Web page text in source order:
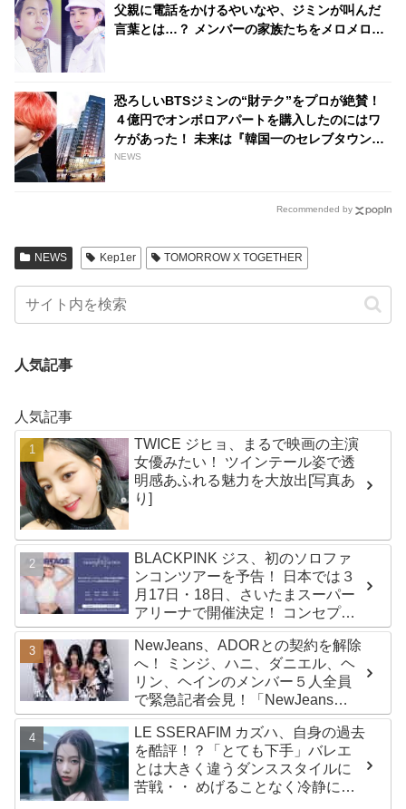
父親に電話をかけるやいなや、ジミンが叫んだ
言葉とは…？ メンバーの家族たちをメロメロに
恐ろしいBTSジミンの“財テク”をプロが絶賛！
４億円でオンボロアパートを購入したのにはワ
ケがあった！ 未来は『韓国一のセレブタウン』
の地主になるってホント？
NEWS
Recommended by
NEWS Kep1er TOMORROW X TOGETHER
人気記事
人気記事
TWICE ジヒョ、まるで映画の主演
女優みたい！ ツインテール姿で透
明感あふれる魅力を大放出[写真あ
り]
BLACKPINK ジス、初のソロファ
ンコンツアーを予告！ 日本では３
月17日・18日、さいたまスーパー
アリーナで開催決定！ コンセプト
は“愛のカケラ”！？ 14日には新ア
ルバム『AMORTAGE』もリリース
NewJeans、ADORとの契約を解除
へ！ ミンジ、ハニ、ダニエル、ヘ
リン、ヘインのメンバー５人全員
で緊急記者会見！「NewJeans
never dies!」と微笑みの宣言！
ADOR側、2029年まで契約有効と
主張
LE SSERAFIM カズハ、自身の過去
を酷評！？「とても下手」バレエ
とは大きく違うダンススタイルに
苦戦・・ めげることなく冷静に努